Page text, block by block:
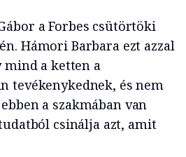
a Forbes csütörtöki
Hámori Barbara ezt azzal
mind a ketten a
tevékenykednek, és nem
a szakmában van
csinálja azt, amit